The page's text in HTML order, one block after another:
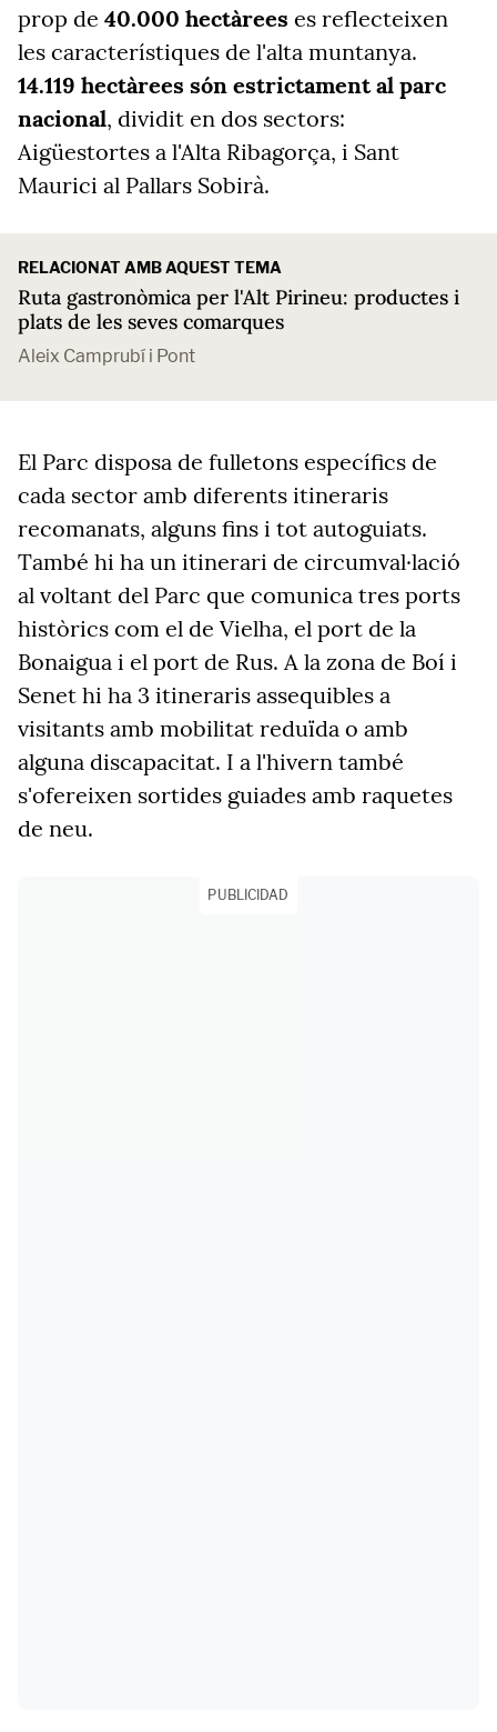
prop de 40.000 hectàrees es reflecteixen
les característiques de l'alta muntanya.
14.119 hectàrees són estrictament al parc
nacional, dividit en dos sectors:
Aigüestortes a l'Alta Ribagorça, i Sant
Maurici al Pallars Sobirà.
RELACIONAT AMB AQUEST TEMA
Ruta gastronòmica per l'Alt Pirineu: productes i
plats de les seves comarques
Aleix Camprubí i Pont
El Parc disposa de fulletons específics de
cada sector amb diferents itineraris
recomanats, alguns fins i tot autoguiats.
També hi ha un itinerari de circumval·lació
al voltant del Parc que comunica tres ports
històrics com el de Vielha, el port de la
Bonaigua i el port de Rus. A la zona de Boí i
Senet hi ha 3 itineraris assequibles a
visitants amb mobilitat reduïda o amb
alguna discapacitat. I a l'hivern també
s'ofereixen sortides guiades amb raquetes
de neu.
PUBLICIDAD